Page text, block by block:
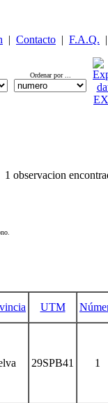
| Contacto | F.A.Q. |
Ordenar por ...
1 observacion
UTM
29SPB41 1